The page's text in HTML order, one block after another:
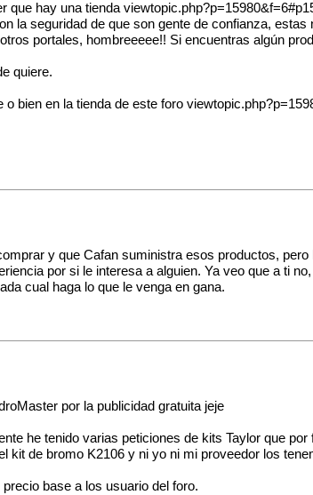
que hay una tienda
la seguridad de que son gente de confianza,
portales, hombreeeee!! Si encuentras algún
quiere.
o bien en la tienda de este foro
y que Cafan suministra esos productos,
por si le interesa a alguien. Ya veo que a ti
cual haga lo que le venga en gana.
por la publicidad gratuita jeje
he tenido varias peticiones de kits Taylor que
kit de bromo K2106 y ni yo ni mi proveedor los
base a los usuario del foro.